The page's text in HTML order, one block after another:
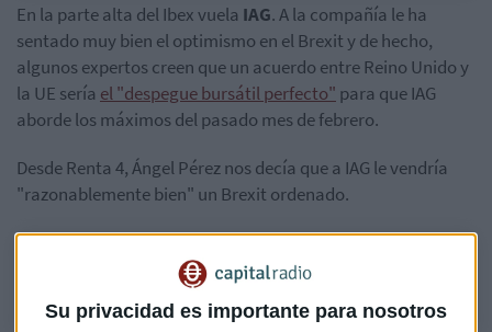
Su privacidad es importante para nosotros
En la parte alta del Ibex vuela IAG. A la compañía le ha
sentado muy bien el optimismo en el Brexit y de hecho,
algunos expertos creen que un acuerdo entre Reino Unido y
la UE sería el "despegue bursátil perfecto" para que IAG
aborde los máximos del pasado mes de febrero.
Desde Renta 4, Ángel Pérez nos decía que a IAG le vendría
"razonablemente bien" un Brexit ordenado.
ANÁLISIS: "A IAG le irá razonablemente bien si el Brexit sale bien"